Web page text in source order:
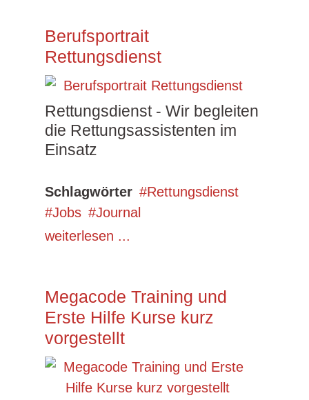
Berufsportrait
Rettungsdienst
Rettungsdienst - Wir begleiten
die Rettungsassistenten im
Einsatz
Schlagwörter
Rettungsdienst
Jobs
Journal
weiterlesen ...
Megacode Training und
Erste Hilfe Kurse kurz
vorgestellt